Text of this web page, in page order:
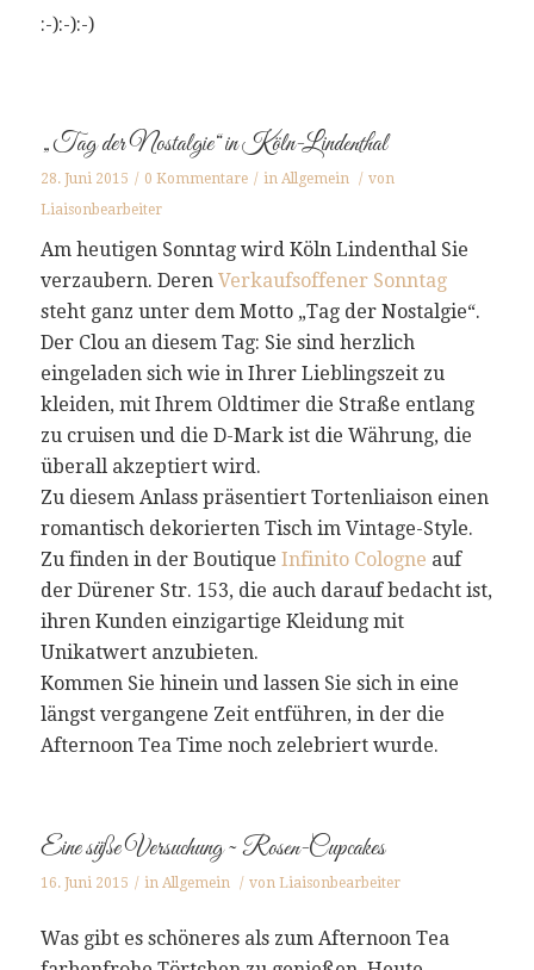
:-):-):-)
„Tag der Nostalgie“ in Köln-Lindenthal
28. Juni 2015 / 0 Kommentare / in Allgemein / von
Liaisonbearbeiter
Am heutigen Sonntag wird Köln Lindenthal Sie
verzaubern. Deren Verkaufsoffener Sonntag
steht ganz unter dem Motto „Tag der Nostalgie“.
Der Clou an diesem Tag: Sie sind herzlich
eingeladen sich wie in Ihrer Lieblingszeit zu
kleiden, mit Ihrem Oldtimer die Straße entlang
zu cruisen und die D-Mark ist die Währung, die
überall akzeptiert wird.
Zu diesem Anlass präsentiert Tortenliaison einen
romantisch dekorierten Tisch im Vintage-Style.
Zu finden in der Boutique Infinito Cologne auf
der Dürener Str. 153, die auch darauf bedacht ist,
ihren Kunden einzigartige Kleidung mit
Unikatwert anzubieten.
Kommen Sie hinein und lassen Sie sich in eine
längst vergangene Zeit entführen, in der die
Afternoon Tea Time noch zelebriert wurde.
Eine süße Versuchung ~ Rosen-Cupcakes
16. Juni 2015 / in Allgemein / von Liaisonbearbeiter
Was gibt es schöneres als zum Afternoon Tea